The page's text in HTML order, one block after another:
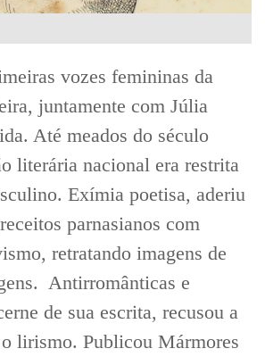
vozes femininas da
juntamente com Júlia
Até meados do século
literária nacional era restrita
Exímia poetisa, aderiu
parnasianos com
retratando imagens de
Antirromânticas e
de sua escrita, recusou a
lirismo. Publicou Mármores